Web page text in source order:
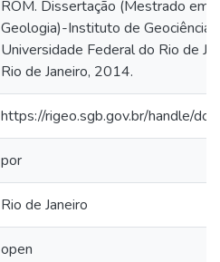
ROM. Dissertação (Mestrado em
Geologia)-Instituto de Geociências,
Universidade Federal do Rio de
Rio de Janeiro, 2014.
https://rigeo.sgb.gov.br/handle/
por
Rio de Janeiro
open